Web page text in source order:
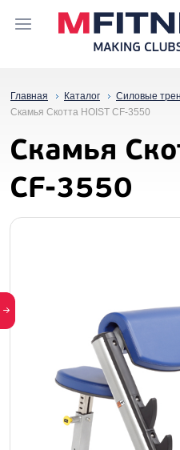
Главная Каталог Силовые
Скамья Скотта HOIST CF-3550
Скамья
CF-3550